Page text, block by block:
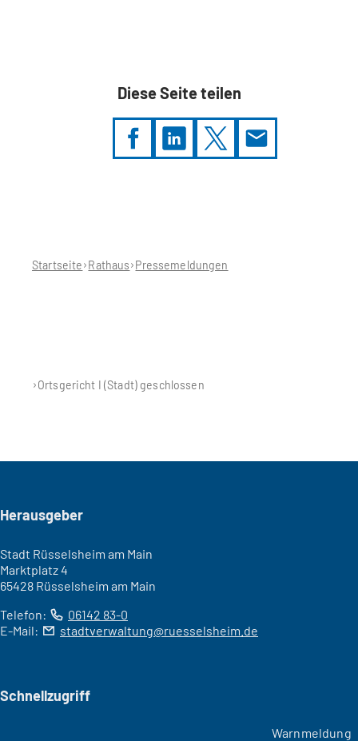
Diese Seite teilen
Startseite Rathaus Pressemeldungen
Ortsgericht I (Stadt) geschlossen
Seitenfuß
Herausgeber
Stadt Rüsselsheim am Main
Marktplatz 4
65428 Rüsselsheim am Main
Telefon:
06142 83-0
E-Mail:
stadtverwaltung ruesselsheim de
Schnellzugriff
Warnmeldung